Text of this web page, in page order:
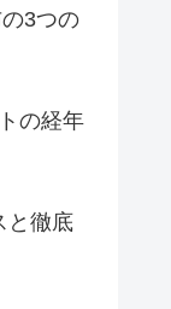
3つの
の経年
と徹底